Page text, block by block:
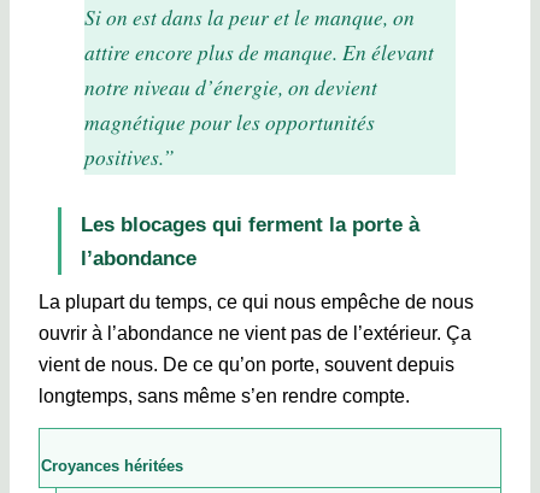
Si on est dans la peur et le manque, on
attire encore plus de manque. En élevant
notre niveau d’énergie, on devient
magnétique pour les opportunités
positives.”
Les blocages qui ferment la porte à
l’abondance
La plupart du temps, ce qui nous empêche de nous
ouvrir à l’abondance ne vient pas de l’extérieur. Ça
vient de nous. De ce qu’on porte, souvent depuis
longtemps, sans même s’en rendre compte.
Croyances héritées